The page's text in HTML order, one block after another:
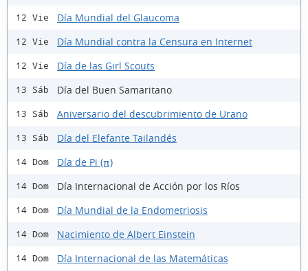
12 Vie Día Mundial del Glaucoma
12 Vie Día Mundial contra la Censura en Internet
12 Vie Día de las Girl Scouts
13 Sáb Día del Buen Samaritano
13 Sáb Aniversario del descubrimiento de Urano
13 Sáb Día del Elefante Tailandés
14 Dom Día de Pi (π)
14 Dom Día Internacional de Acción por los Ríos
14 Dom Día Mundial de la Endometriosis
14 Dom Nacimiento de Albert Einstein
14 Dom Día Internacional de las Matemáticas